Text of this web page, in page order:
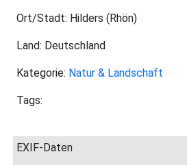
Ort/Stadt: Hilders (Rhön)
Land: Deutschland
Kategorie: Natur & Landschaft
Tags:
EXIF-Daten